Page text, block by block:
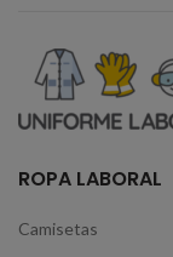
ROPA LABORAL
Camisetas